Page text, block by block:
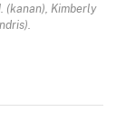
(kanan), Kimberly